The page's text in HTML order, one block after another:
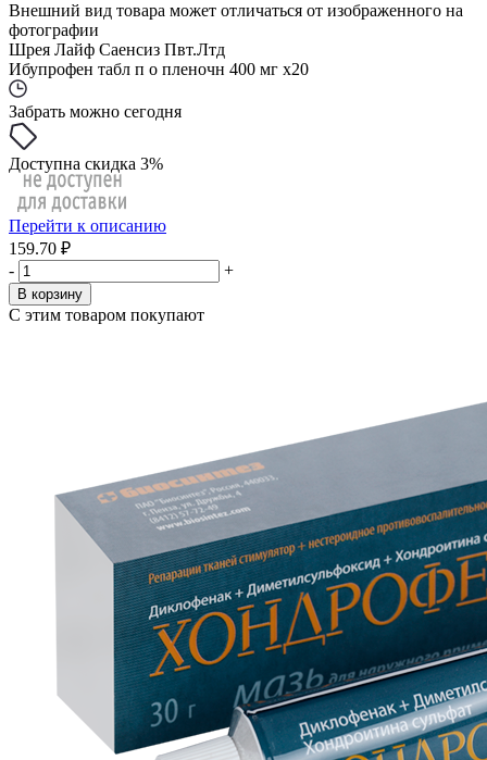
Внешний вид товара может отличаться от изображенного на
фотографии
Шрея Лайф Саенсиз Пвт.Лтд
Ибупрофен табл п о пленочн 400 мг x20
Забрать можно сегодня
Доступна скидка 3%
Перейти к описанию
159.70 ₽
-
+
В корзину
С этим товаром покупают